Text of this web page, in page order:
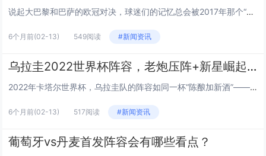
说起大巴黎和巴萨的欧冠对决，球迷们的记忆总会被2017年那个“诺坎普奇迹”拉回——巴萨6-1逆转巴黎，把足球的戏剧性拉满...
6个月前(02-13) 549阅读 #新闻资讯
乌拉圭2022世界杯阵容，老炮压阵+新星崛起，能否续写荣光？
2022年卡塔尔世界杯，乌拉圭队的阵容如同一杯“陈酿加新酒”——既有苏亚雷斯、卡瓦尼、戈丁等老炮的醇厚经验，又有巴尔韦德...
6个月前(02-13) 517阅读 #新闻资讯
葡萄牙vs丹麦首发阵容会有哪些看点？